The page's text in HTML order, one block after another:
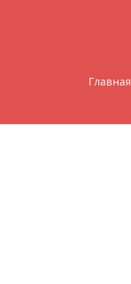
Главная